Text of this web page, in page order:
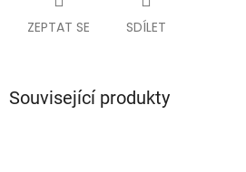
ZEPTAT SE SDÍLET
Související produkty